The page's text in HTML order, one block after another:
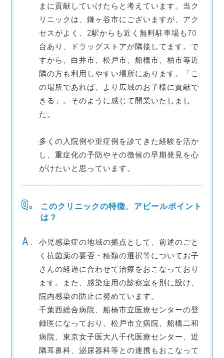
まに貢献していけたらと考えています。当ク
リニックは、鎌ヶ谷市にございますが、アク
セスがよく、2駅からも近く無料駐車場も70
台あり、ドラッグストアが隣接してます。で
すから、白井市、松戸市、船橋市、柏市等近
隣の方も利用しやすい場所にあります。「こ
の場所であれば、より広域のお子様に貢献で
きる」。そのように感じて開業いたしまし
た。
多くの入院例や重症例を診てきた経験を活か
し、重症化の予防やその徴候の早期発見を心
がけたいと思っています。
このクリニックの特徴、アピールポイント
は？
小児感染症の地域の拠点として、前述のごと
く抗菌薬の要否・種類の選択等についてお子
さんの経過に合わせて治療をおこなっており
ます。また、感染症用の診察室を別に設け、
院内感染の防止に努めています。
千葉西総合病院、船橋市立医療センターの登
録医になっており、松戸市立病院、船橋二和
病院、東京女子医大八千代医療センター、近
隣耳鼻科、泌尿器科等との連携もおこなって